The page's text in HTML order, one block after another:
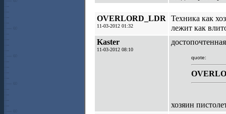
OVERLORD_LDR
11-03-2012 01:32
Техника как
лежит как
Kaster
11-03-2012 08:10
quote:
хозяин